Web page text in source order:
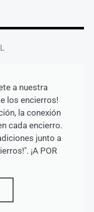
a nuestra
los encierros!
la conexión
cada encierro.
junto a
¡A POR